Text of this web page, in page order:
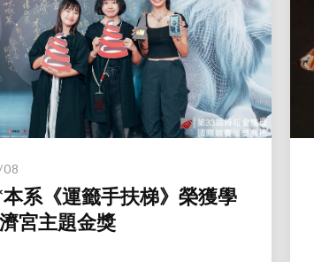
系《運籤手扶梯》榮獲學
宮主題金獎